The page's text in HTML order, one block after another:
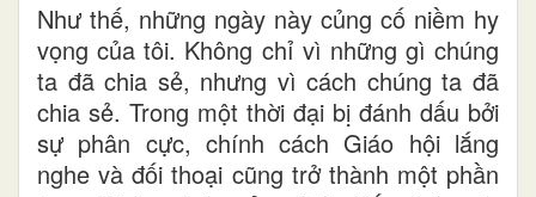
Như thế, những ngày này củng cố niềm hy
vọng của tôi. Không chỉ vì những gì chúng
ta đã chia sẻ, nhưng vì cách chúng ta đã
chia sẻ. Trong một thời đại bị đánh dấu bởi
sự phân cực, chính cách Giáo hội lắng
nghe và đối thoại cũng trở thành một phần